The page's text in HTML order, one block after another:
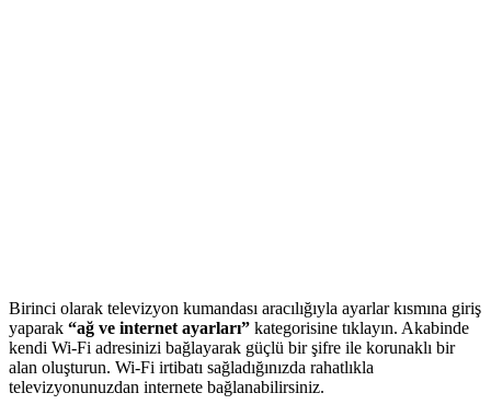
Birinci olarak televizyon kumandası aracılığıyla ayarlar kısmına giriş
yaparak “ağ ve internet ayarları” kategorisine tıklayın. Akabinde
kendi Wi-Fi adresinizi bağlayarak güçlü bir şifre ile korunaklı bir
alan oluşturun. Wi-Fi irtibatı sağladığınızda rahatlıkla
televizyonunuzdan internete bağlanabilirsiniz.